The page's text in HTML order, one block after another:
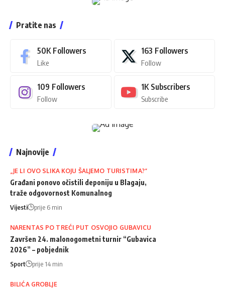
Pratite nas
50K Followers
Like
163 Followers
Follow
109 Followers
Follow
1K Subscribers
Subscribe
Najnovije
„JE LI OVO SLIKA KOJU ŠALJEMO TURISTIMA?“
Građani ponovo očistili deponiju u Blagaju,
traže odgovornost Komunalnog
Vijesti prije 6 min
NARENTAS PO TREĆI PUT OSVOJIO GUBAVICU
Završen 24. malonogometni turnir “Gubavica
2026” – pobjednik
Sport prije 14 min
BILIĆA GROBLJE